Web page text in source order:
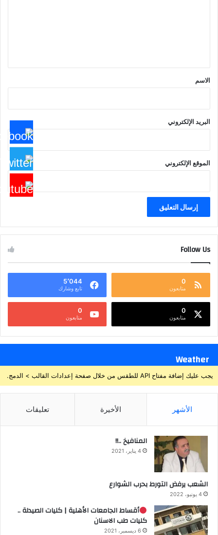
*
الاسم
البريد الإلكتروني
الموقع الإلكتروني
Follow Us
0
متابعون
5٬044
تابع وشارك
0
متابعون
0
متابعون
Weather
يجب عليك إضافة مفتاح API للطقس من خلال صفحة إعدادات القالب > الدمج.
الأشهر الأخيرة تعليقات
المنافيخ ..!!
4 يناير، 2021
الشعب يرفض التورط بحرب الشوارع
4 يونيو، 2022
أقساط الجامعات الأهلية | كليات الصيدلة ..
كليات طب الاسنان
6 ديسمبر، 2021